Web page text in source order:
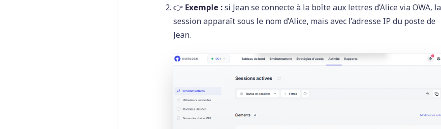
👉️ Exemple :si Jean se connecte à la boîte aux lettres d’Alice via OWA, la
session apparaît sous le nom d’Alice, mais avec l’adresse IP du poste de
Jean.